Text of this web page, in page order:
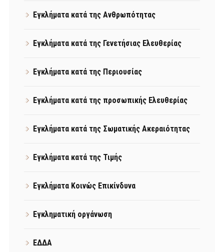
Εγκλήματα κατά της Ανθρωπότητας
Εγκλήματα κατά της Γενετήσιας Ελευθερίας
Εγκλήματα κατά της Περιουσίας
Εγκλήματα κατά της προσωπικής Ελευθερίας
Εγκλήματα κατά της Σωματικής Ακεραιότητας
Εγκλήματα κατά της Τιμής
Εγκλήματα Κοινώς Επικίνδυνα
Εγκληματική οργάνωση
ΕΔΔΑ